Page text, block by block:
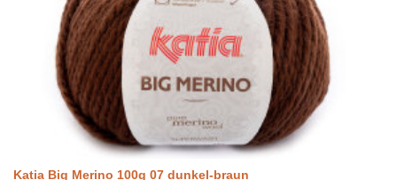
Katia Big Merino 100g 07 dunkel-braun